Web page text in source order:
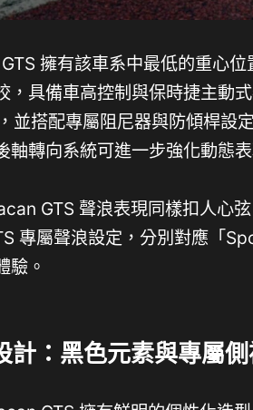
擁有該車系中最低的重心
，具備車高控制與保時捷主動
並搭配專屬阻尼器與防傾桿設
軸轉向系統可進一步強化動態表
GTS 聲浪表現同樣扣人心
專屬聲浪設定，分別對應「
驗。
計：黑色元素與專屬